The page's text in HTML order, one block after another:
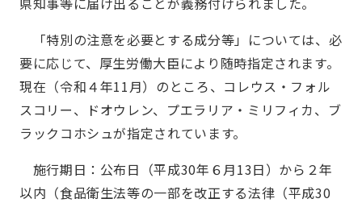
「特別の注意を必要とする成分等」については、必
要に応じて、厚生労働大臣により随時指定されます。
現在（令和４年11月）のところ、コレウス・フォル
スコリー、ドオウレン、プエラリア・ミリフィカ、ブ
ラックコホシュが指定されています。
施行期日：公布日（平成30年６月13日）から２年
以内（食品衛生法等の一部を改正する法律（平成30